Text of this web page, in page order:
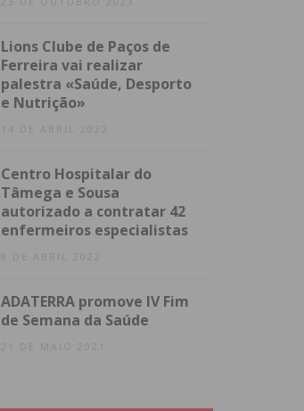
Lions Clube de Paços de
Ferreira vai realizar
palestra «Saúde, Desporto
e Nutrição»
14 DE ABRIL 2022
Centro Hospitalar do
Tâmega e Sousa
autorizado a contratar 42
enfermeiros especialistas
8 DE ABRIL 2022
ADATERRA promove IV Fim
de Semana da Saúde
21 DE MAIO 2021